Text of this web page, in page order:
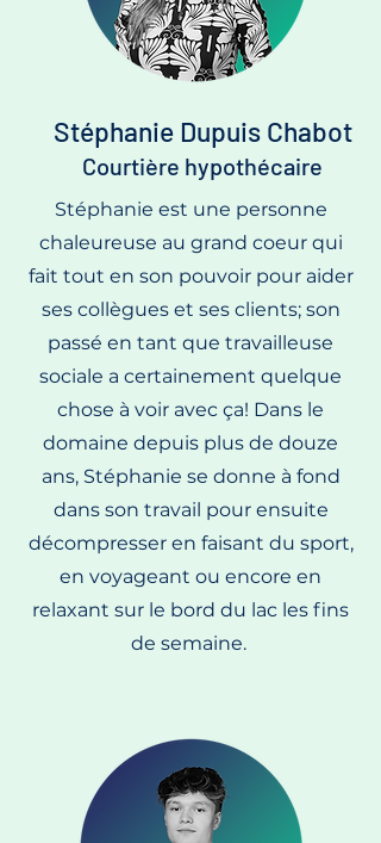
Stéphanie Dupuis Chabot
Courtière hypothécaire
Stéphanie est une personne
chaleureuse au grand coeur qui
fait tout en son pouvoir pour aider
ses collègues et ses clients; son
passé en tant que travailleuse
sociale a certainement quelque
chose à voir avec ça! Dans le
domaine depuis plus de douze
ans, Stéphanie se donne à fond
dans son travail pour ensuite
décompresser en faisant du sport,
en voyageant ou encore en
relaxant sur le bord du lac les fins
de semaine.